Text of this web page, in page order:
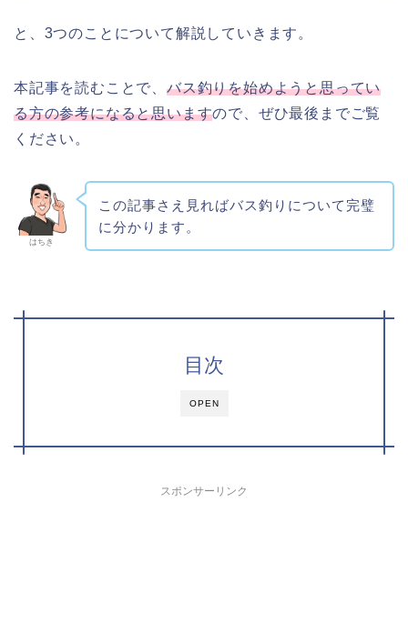
と、3つのことについて解説していきます。
本記事を読むことで、 バス釣りを始めようと思ってい
る方の参考になると思いますので、ぜひ最後までご覧
ください。
はちき
この記事さえ見ればバス釣りについて完璧
に分かります。
OPEN
目次
スポンサーリンク